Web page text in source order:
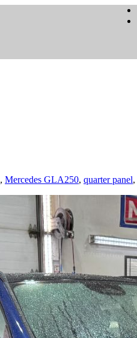
, Mercedes GLA250, quarter panel,